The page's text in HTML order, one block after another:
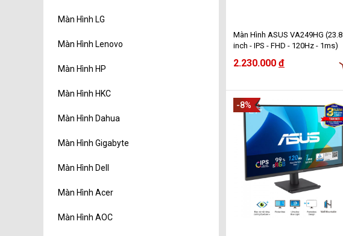
Màn Hình LG
Màn Hình Lenovo
Màn Hình HP
Màn Hình HKC
Màn Hình Dahua
Màn Hình Gigabyte
Màn Hình Dell
Màn Hình Acer
Màn Hình AOC
Màn Hình ASUS VA249HG (23.8
inch - IPS - FHD - 120Hz - 1ms)
2.230.000 đ
-8%